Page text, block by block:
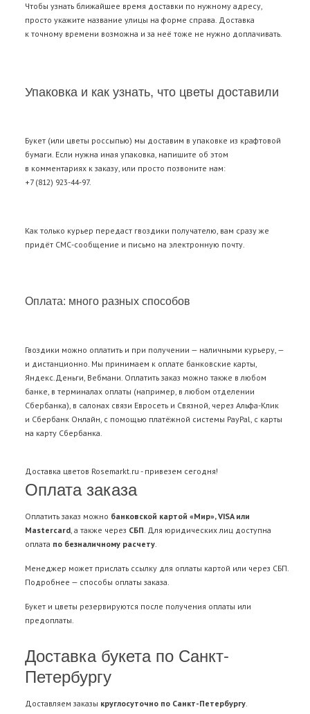
Чтобы узнать ближайшее время доставки по нужному адресу,
просто укажите название улицы на форме справа. Доставка
к точному времени возможна и за неё тоже не нужно доплачивать.
Упаковка и как узнать, что цветы доставили
Букет (или цветы россыпью) мы доставим в упаковке из крафтовой
бумаги. Если нужна иная упаковка, напишите об этом
в комментариях к заказу, или просто позвоните нам:
+7 (812) 923-44-97.
Как только курьер передаст гвоздики получателю, вам сразу же
придёт СМС-сообщение и письмо на электронную почту.
Оплата: много разных способов
Гвоздики можно оплатить и при получении — наличными курьеру, —
и дистанционно. Мы принимаем к оплате банковские карты,
Яндекс.Деньги, Вебмани. Оплатить заказ можно также в любом
банке, в терминалах оплаты (например, в любом отделении
Сбербанка), в салонах связи Евросеть и Связной, через Альфа-Клик
и Сбербанк Онлайн, с помощью платёжной системы PayPal, с карты
на карту Сбербанка.
Доставка цветов Rosemarkt.ru - привезем сегодня!
Оплата заказа
Оплатить заказ можно банковской картой «Мир», VISA или
Mastercard, а также через СБП. Для юридических лиц доступна
оплата по безналичному расчету.
Менеджер может прислать ссылку для оплаты картой или через СБП.
Подробнее — способы оплаты заказа.
Букет и цветы резервируются после получения оплаты или
предоплаты.
Доставка букета по Санкт-
Петербургу
Доставляем заказы круглосуточно по Санкт-Петербургу.